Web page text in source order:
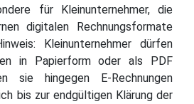
für Kleinunternehmer, die
digitalen Rechnungsformate
Kleinunternehmer dürfen
in Papierform oder als PDF
sie hingegen E-Rechnungen
bis zur endgültigen Klärung der